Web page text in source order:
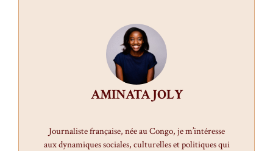
AMINATA JOLY
Journaliste française, née au Congo, je m’intéresse
aux dynamiques sociales, culturelles et politiques qui